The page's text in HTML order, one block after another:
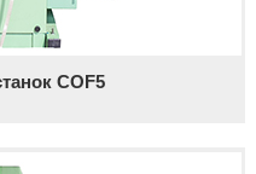
COF5